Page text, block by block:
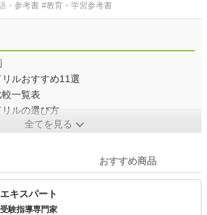
・参考書 #教育・学習参考書
ルおすすめ11選
一覧表
ルの選び方
全てを見る
おすすめ商品
キスパート
験指導専門家